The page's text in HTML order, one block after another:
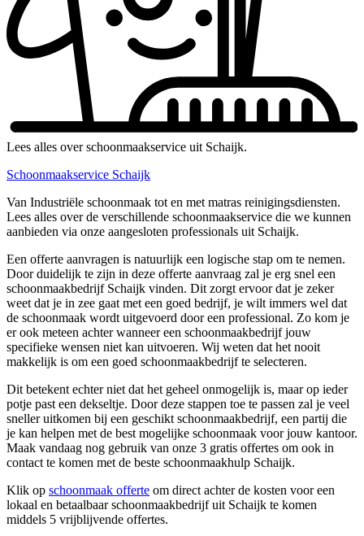
Lees alles over schoonmaakservice uit Schaijk.
Schoonmaakservice Schaijk
Van Industriële schoonmaak tot en met matras reinigingsdiensten.
Lees alles over de verschillende schoonmaakservice die we kunnen
aanbieden via onze aangesloten professionals uit Schaijk.
Een offerte aanvragen is natuurlijk een logische stap om te nemen.
Door duidelijk te zijn in deze offerte aanvraag zal je erg snel een
schoonmaakbedrijf Schaijk vinden. Dit zorgt ervoor dat je zeker
weet dat je in zee gaat met een goed bedrijf, je wilt immers wel dat
de schoonmaak wordt uitgevoerd door een professional. Zo kom je
er ook meteen achter wanneer een schoonmaakbedrijf jouw
specifieke wensen niet kan uitvoeren. Wij weten dat het nooit
makkelijk is om een goed schoonmaakbedrijf te selecteren.
Dit betekent echter niet dat het geheel onmogelijk is, maar op ieder
potje past een dekseltje. Door deze stappen toe te passen zal je veel
sneller uitkomen bij een geschikt schoonmaakbedrijf, een partij die
je kan helpen met de best mogelijke schoonmaak voor jouw kantoor.
Maak vandaag nog gebruik van onze 3 gratis offertes om ook in
contact te komen met de beste schoonmaakhulp Schaijk.
Klik op schoonmaak offerte om direct achter de kosten voor een
lokaal en betaalbaar schoonmaakbedrijf uit Schaijk te komen
middels 5 vrijblijvende offertes.